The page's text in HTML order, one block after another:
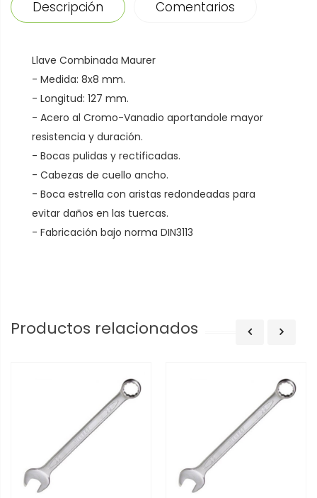
Descripción Comentarios
Llave Combinada Maurer
- Medida: 8x8 mm.
- Longitud: 127 mm.
- Acero al Cromo-Vanadio aportandole mayor
resistencia y duración.
- Bocas pulidas y rectificadas.
- Cabezas de cuello ancho.
- Boca estrella con aristas redondeadas para
evitar daños en las tuercas.
- Fabricación bajo norma DIN3113
Productos relacionados